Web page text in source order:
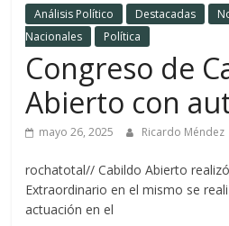
Análisis Político Destacadas
Nacionales
Política
Congreso de
Abierto con
mayo 26, 2025 Ricardo Méndez
rochatotal// Cabildo Abierto
Extraordinario en el mismo se
actuación en el